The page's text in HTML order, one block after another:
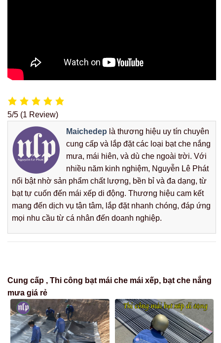
5/5 (1 Review)
Maichedep là thương hiệu uy tín chuyên
cung cấp và lắp đặt các loại bạt che nắng
mưa, mái hiên, và dù che ngoài trời. Với
nhiều năm kinh nghiệm, Nguyễn Lê Phát
nổi bật nhờ sản phẩm chất lượng, bền bỉ và đa dạng, từ
bạt tự cuốn đến mái xếp di động. Thương hiệu cam kết
mang đến dịch vụ tận tâm, lắp đặt nhanh chóng, đáp ứng
mọi nhu cầu từ cá nhân đến doanh nghiệp.
Cung cấp , Thi công bạt mái che mái xếp, bạt che nắng
mưa giá rẻ